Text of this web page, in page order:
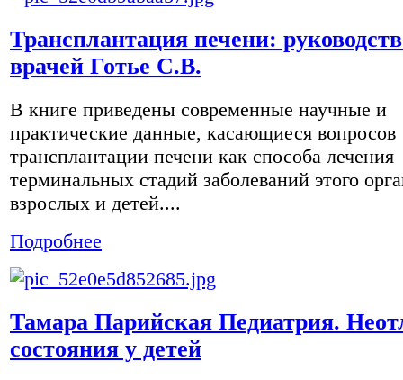
Трансплантация печени:
врачей Готье С.В.
В книге приведены современные научные и
практические данные, касающиеся вопросов
трансплантации печени как способа лечения
терминальных стадий заболеваний этого
взрослых и детей....
Подробнее
Тамара Парийская Педиатрия.
состояния у детей